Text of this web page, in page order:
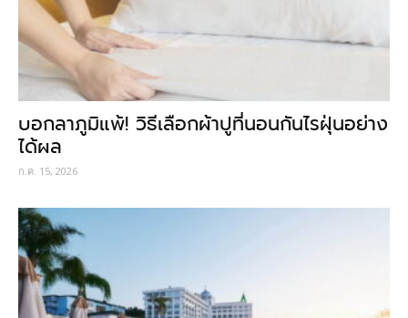
บอกลาภูมิแพ้! วิธีเลือกผ้าปูที่นอนกันไรฝุ่นอย่าง
ได้ผล
ก.ค. 15, 2026